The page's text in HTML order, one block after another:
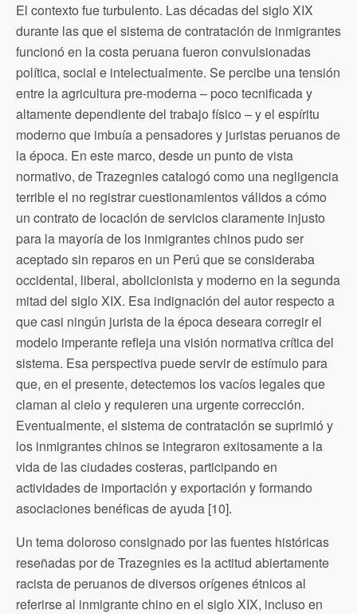
El contexto fue turbulento. Las décadas del siglo XIX
durante las que el sistema de contratación de inmigrantes
funcionó en la costa peruana fueron convulsionadas
política, social e intelectualmente. Se percibe una tensión
entre la agricultura pre-moderna – poco tecnificada y
altamente dependiente del trabajo físico – y el espíritu
moderno que imbuía a pensadores y juristas peruanos de
la época. En este marco, desde un punto de vista
normativo, de Trazegnies catalogó como una negligencia
terrible el no registrar cuestionamientos válidos a cómo
un contrato de locación de servicios claramente injusto
para la mayoría de los inmigrantes chinos pudo ser
aceptado sin reparos en un Perú que se consideraba
occidental, liberal, abolicionista y moderno en la segunda
mitad del siglo XIX. Esa indignación del autor respecto a
que casi ningún jurista de la época deseara corregir el
modelo imperante refleja una visión normativa crítica del
sistema. Esa perspectiva puede servir de estímulo para
que, en el presente, detectemos los vacíos legales que
claman al cielo y requieren una urgente corrección.
Eventualmente, el sistema de contratación se suprimió y
los inmigrantes chinos se integraron exitosamente a la
vida de las ciudades costeras, participando en
actividades de importación y exportación y formando
asociaciones benéficas de ayuda [10].
Un tema doloroso consignado por las fuentes históricas
reseñadas por de Trazegnies es la actitud abiertamente
racista de peruanos de diversos orígenes étnicos al
referirse al inmigrante chino en el siglo XIX, incluso en